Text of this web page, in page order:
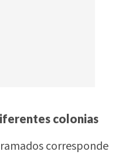
colonias
corresponde